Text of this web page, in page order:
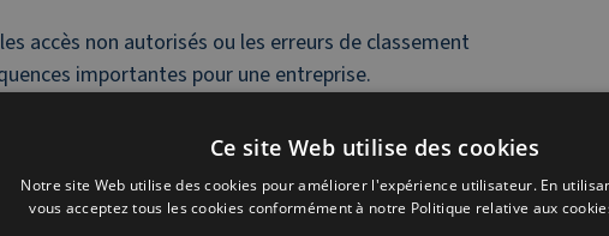
accès non autorisés ou les erreurs de classement
importantes pour une entreprise.
place des procédures rigoureuses afin de garantir
de vos données. Chaque document est tracé,
les normes en vigueur.
Ce site Web utilise des cookies
Notre site Web utilise des cookies pour améliorer l'expérience utilisateur. En
vous acceptez tous les cookies conformément à notre Politique relative aux